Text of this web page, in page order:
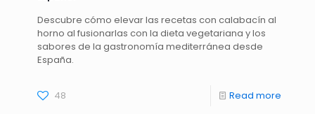
Descubre cómo elevar las recetas con calabacín al
horno al fusionarlas con la dieta vegetariana y los
sabores de la gastronomía mediterránea desde
España.
48 Read more